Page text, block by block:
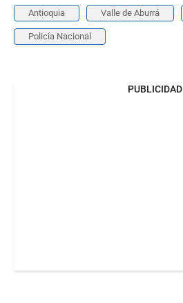
Antioquia Valle de Aburrá
Policía Nacional
PUBLICIDAD